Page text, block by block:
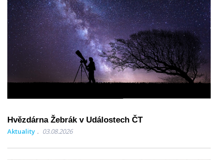
Hvězdárna Žebrák v Událostech ČT
Aktuality 03.08.2026